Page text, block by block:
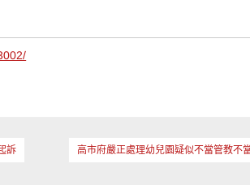
訴 高市府嚴正處理幼兒園疑似不當管教